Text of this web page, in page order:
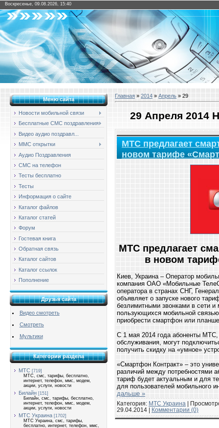
Воскресенье, 09.08.2026, 15:40
Меню сайта
Новости мобильной связи
Бесплатные СМС поздравления
Видео аудио поздравл...
ММС открытки
Аудио Поздравления
СМС на телефон
Тесты бесплатно
Тесты
Информация о сайте
Каталог файлов
Каталог статей
Форум
Гостевая книга
Обратная связь
Каталог сайтов
Каталог ссылок
Пополнение
Друзья сайта
Видео смотреть
Смотреть
Мультики
Категории раздела
МТС [719]
МТС, смс, тарифы, бесплатно,
интернет, телефон, ммс, модем,
акции, услуги, новости
Билайн [151]
Билайн, смс, тарифы, бесплатно,
интернет, телефон, ммс, модем,
акции, услуги, новости
МТС Украина [1702]
МТС Украина, смс, тарифы,
бесплатно, интернет, телефон, ммс,
Главная » 2014 » Апрель » 29
29 Апреля 2014
МТС предлагает
новом тарифе
МТС предлагает
в новом
Киев, Украина – Оператор
компания ОАО «Мобильные
оператора в странах СНГ,
объявляет о запуске нового
безлимитными звонками в сети
пользующихся мобильной
приобрести смартфон или
С 1 мая 2014 года абоненты
обслуживания, могут
получить скидку на «умное»
«Смартфон Контракт» – это
различий между потребностями
тариф будет актуальным и для
для пользователей мобильного
дальше »
Категория: МТС Украина |
29.04.2014
Комментарии (0)